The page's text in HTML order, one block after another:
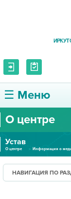
☰ Меню
О ЦЕНТРЕ
УСЛУГИ И ЦЕНЫ
ПАЦИЕНТУ
О центре
Устав
О центре Информация о
НАВИГАЦИЯ ПО